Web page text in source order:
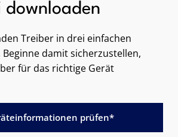
downloaden
Treiber in drei einfachen
damit sicherzustellen,
für das richtige Gerät
prüfen*